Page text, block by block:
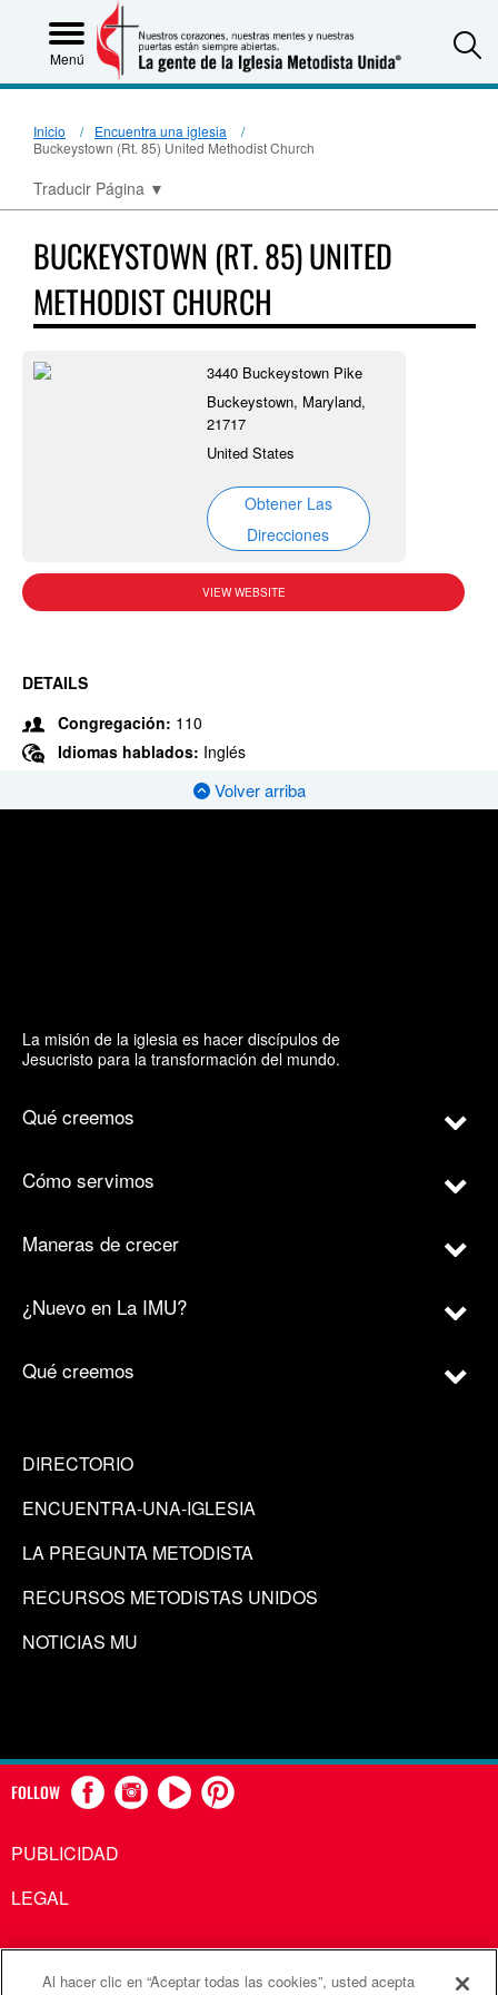
Menú
Inicio
Encuentra una iglesia
Buckeystown (Rt. 85) United Methodist Church
Traducir Página ▼
BUCKEYSTOWN (RT. 85) UNITED
METHODIST CHURCH
3440 Buckeystown Pike
Buckeystown, Maryland,
21717
United States
Obtener Las
Direcciones
VIEW WEBSITE
DETAILS
Congregación: 110
Idiomas hablados: Inglés
Volver arriba
La misión de la iglesia es hacer discípulos de
Jesucristo para la transformación del mundo.
Qué creemos
Cómo servimos
Maneras de crecer
¿Nuevo en La IMU?
Qué creemos
DIRECTORIO
ENCUENTRA-UNA-IGLESIA
LA PREGUNTA METODISTA
RECURSOS METODISTAS UNIDOS
NOTICIAS MU
FOLLOW
PUBLICIDAD
LEGAL
Al hacer clic en “Aceptar todas las cookies”, usted acepta